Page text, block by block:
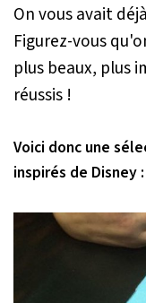
On vous avait
Figurez-vous
plus beaux, plus
réussis !
Voici donc une
inspirés de Disney :